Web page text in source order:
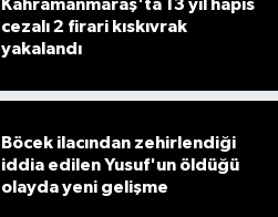
Kahramanmaraş'ta 13 yıl hapis
cezalı 2 firari kıskıvrak
yakalandı
Böcek ilacından zehirlendiği
iddia edilen Yusuf'un öldüğü
olayda yeni gelişme